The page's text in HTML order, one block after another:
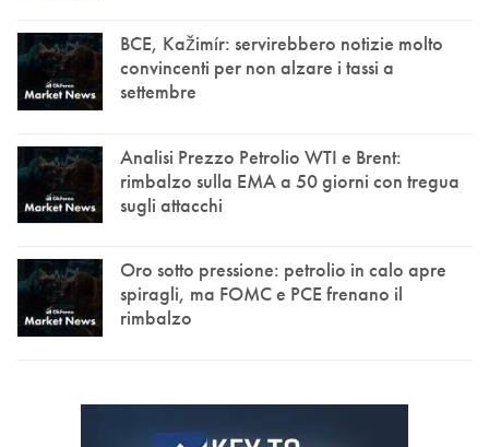
BCE, Kažimír: servirebbero notizie molto
convincenti per non alzare i tassi a
settembre
Analisi Prezzo Petrolio WTI e Brent:
rimbalzo sulla EMA a 50 giorni con tregua
sugli attacchi
Oro sotto pressione: petrolio in calo apre
spiragli, ma FOMC e PCE frenano il
rimbalzo